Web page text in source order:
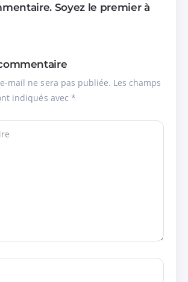
Soyez le premier à
mail ne sera pas publiée. Les champs
indiqués avec *